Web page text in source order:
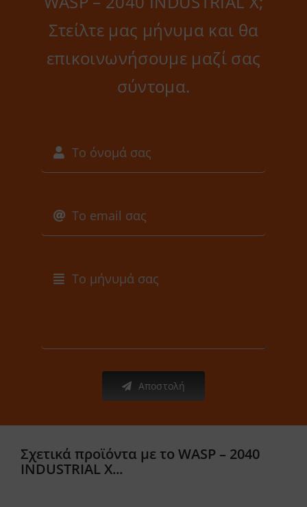
Στείλτε μας μήνυμα και θα
επικοινωνήσουμε μαζί σας
σύντομα.
Αποστολή
Σχετικά προϊόντα με το WASP – 2040
INDUSTRIAL X...